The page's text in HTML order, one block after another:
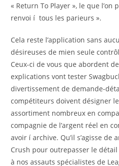
« Return To Player », le que
renvoi í tous les parieurs ».
Cela reste l’application sans
désireuses de mien seule
Ceux-ci de vous que abordent
explications vont tester
divertissement de demande-
compétiteurs doivent désigner
assortiment nombreux en
compagnie de l’argent réel en
avoir í archive. Qu’il s’agisse de
Crush pour outrepasser le
à nos assauts spécialistes de